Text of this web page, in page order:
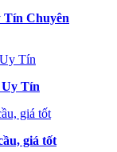
Tín Chuyên
Tín
giá tốt